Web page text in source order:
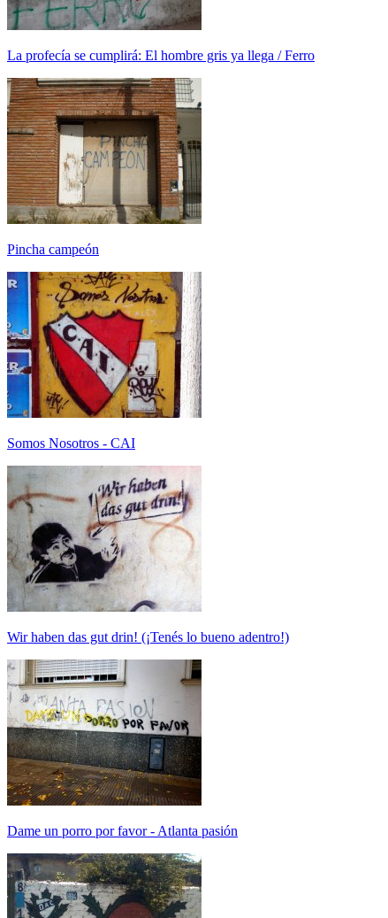
La profecía se cumplirá: El hombre gris ya llega / Ferro
Pincha campeón
Somos Nosotros - CAI
Wir haben das gut drin! (¡Tenés lo bueno adentro!)
Dame un porro por favor - Atlanta pasión